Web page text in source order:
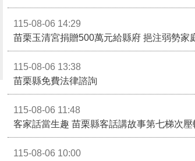
115-08-06 14:29
苗栗玉清宮捐贈500萬元給縣府 挹注弱勢家
115-08-06 13:38
苗栗縣免費法律諮詢
115-08-06 11:48
客家話當生趣 苗栗縣客話講故事第七梯次壓
115-08-06 10:00